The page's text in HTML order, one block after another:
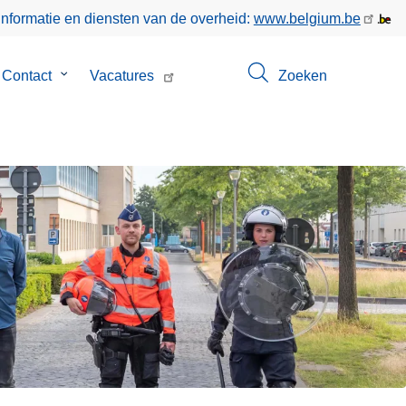
en diensten van de overheid: www.belgium.be
Contact SubmenuVacatures Zoeken